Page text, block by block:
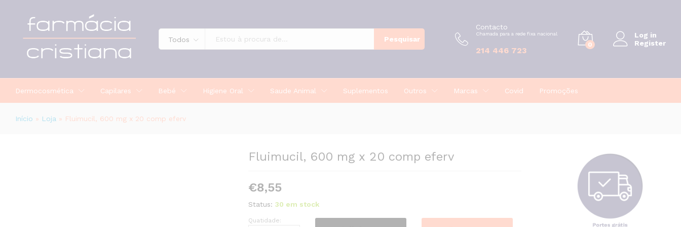
Todos Pesquisar
Contacto
Chamada para a rede fixa nacional
214 446 723
0
Log in
Register
Dermocosmética Capilares Bebé Higiene Oral Saude Animal Suplementos Outros Marcas Covid Promoções
Início » Loja » Fluimucil, 600 mg x 20 comp eferv
Fluimucil, 600 mg x 20 comp eferv
€8,55
Status: 30 em stock
Fluimucil,
Quatidade: